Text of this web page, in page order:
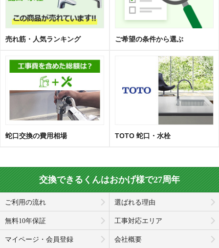
売れ筋・人気ランキング ご希望の条件から選ぶ
蛇口交換の費用相場 TOTO 蛇口・水栓
交換できるくんはおかげ様で27周年
ご利用の流れ 選ばれる理由
無料10年保証 工事対応エリア
マイページ・会員登録 会社概要